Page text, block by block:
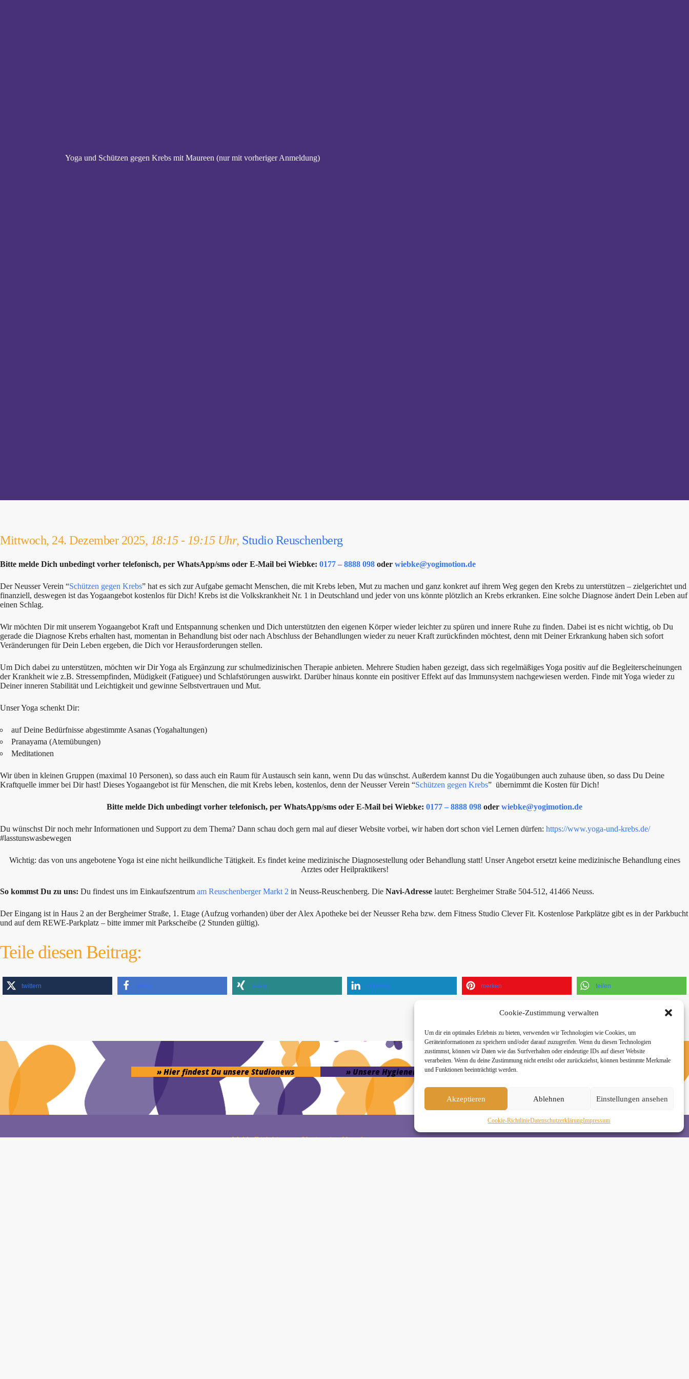
Cookie-Zustimmung verwalten
Um dir ein optimales Erlebnis zu bieten, verwenden wir Technologien wie Cookies, um
Geräteinformationen zu speichern und/oder darauf zuzugreifen. Wenn du diesen Technologien
zustimmst, können wir Daten wie das Surfverhalten oder eindeutige IDs auf dieser Website
verarbeiten. Wenn du deine Zustimmung nicht erteilst oder zurückziehst, können bestimmte Merkmale
und Funktionen beeinträchtigt werden.
Akzeptieren Ablehnen Einstellungen ansehen
Cookie-RichtlinieDaten­schutz­erklä­rungImpressum
Yoga und Schützen gegen Krebs mit Maureen (nur mit vorheriger Anmeldung)
Mittwoch, 24. Dezember 2025, 18:15 - 19:15 Uhr, Studio Reuschenberg
Bitte melde Dich unbedingt vorher telefonisch, per WhatsApp/sms oder E-Mail bei Wiebke: 0177 – 8888 098 oder wiebke@yogimotion.de
Der Neusser Verein “Schützen gegen Krebs” hat es sich zur Aufgabe gemacht Menschen, die mit Krebs leben, Mut zu machen und ganz konkret auf ihrem Weg gegen den Krebs zu unterstützen – zielgerichtet und
finanziell, deswegen ist das Yogaangebot kostenlos für Dich! Krebs ist die Volkskrankheit Nr. 1 in Deutschland und jeder von uns könnte plötzlich an Krebs erkranken. Eine solche Diagnose ändert Dein Leben auf
einen Schlag.
Wir möchten Dir mit unserem Yogaangebot Kraft und Entspannung schenken und Dich unterstützten den eigenen Körper wieder leichter zu spüren und innere Ruhe zu finden. Dabei ist es nicht wichtig, ob Du
gerade die Diagnose Krebs erhalten hast, momentan in Behandlung bist oder nach Abschluss der Behandlungen wieder zu neuer Kraft zurückﬁnden möchtest, denn mit Deiner Erkrankung haben sich sofort
Veränderungen für Dein Leben ergeben, die Dich vor Herausforderungen stellen.
Um Dich dabei zu unterstützen, möchten wir Dir Yoga als Ergänzung zur schulmedizinischen Therapie anbieten. Mehrere Studien haben gezeigt, dass sich regelmäßiges Yoga positiv auf die Begleiterscheinungen
der Krankheit wie z.B. Stressempfinden, Müdigkeit (Fatiguee) und Schlafstörungen auswirkt. Darüber hinaus konnte ein positiver Effekt auf das Immunsystem nachgewiesen werden. Finde mit Yoga wieder zu
Deiner inneren Stabilität und Leichtigkeit und gewinne Selbstvertrauen und Mut.
Unser Yoga schenkt Dir:
auf Deine Bedürfnisse abgestimmte Asanas (Yogahaltungen)
Pranayama (Atemübungen)
Meditationen
Wir üben in kleinen Gruppen (maximal 10 Personen), so dass auch ein Raum für Austausch sein kann, wenn Du das wünschst. Außerdem kannst Du die Yogaübungen auch zuhause üben, so dass Du Deine
Kraftquelle immer bei Dir hast! Dieses Yogaangebot ist für Menschen, die mit Krebs leben, kostenlos, denn der Neusser Verein “Schützen gegen Krebs” übernimmt die Kosten für Dich!
Bitte melde Dich unbedingt vorher telefonisch, per WhatsApp/sms oder E-Mail bei Wiebke: 0177 – 8888 098 oder wiebke@yogimotion.de
Du wünschst Dir noch mehr Informationen und Support zu dem Thema? Dann schau doch gern mal auf dieser Website vorbei, wir haben dort schon viel Lernen dürfen: https://www.yoga-und-krebs.de/
#lasstunswasbewegen
Wichtig: das von uns angebotene Yoga ist eine nicht heilkundliche Tätigkeit. Es findet keine medizinische Diagnosestellung oder Behandlung statt! Unser Angebot ersetzt keine medizinische Behandlung eines
Arztes oder Heilpraktikers!
So kommst Du zu uns: Du findest uns im Einkaufszentrum am Reuschenberger Markt 2 in Neuss-Reuschenberg. Die Navi-Adresse lautet: Bergheimer Straße 504-512, 41466 Neuss.
Der Eingang ist in Haus 2 an der Bergheimer Straße, 1. Etage (Aufzug vorhanden) über der Alex Apotheke bei der Neusser Reha bzw. dem Fitness Studio Clever Fit. Kostenlose Parkplätze gibt es in der Parkbucht
und auf dem REWE-Parkplatz – bitte immer mit Parkscheibe (2 Stunden gültig).
Teile diesen Beitrag:
twittern teilen teilen mitteilen merken teilen
» Hier findest Du unsere Studionews » Unsere Hygienemassnahmen
Melde Dich hier zum Yogimotion Newsletter an: